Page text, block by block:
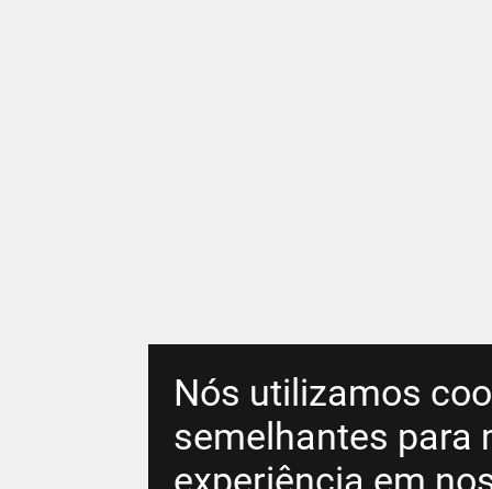
Nós utilizamos
semelhantes para
experiência em